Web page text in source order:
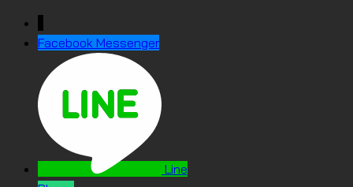
Facebook Messenger
Line